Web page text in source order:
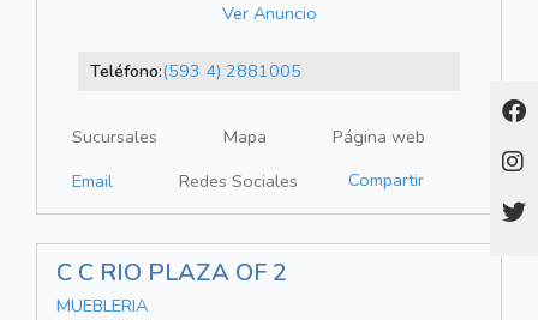
Ver Anuncio
Teléfono:(593 4) 2881005
Sucursales Mapa
Página web
Email
Redes Sociales Compartir
C C RIO PLAZA OF 2
MUEBLERIA